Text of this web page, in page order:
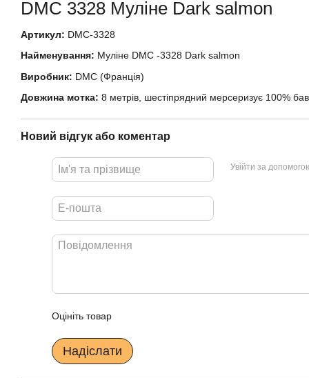
DMC 3328 Муліне Dark salmon
Артикул: DMC-3328
Найменування: Муліне DMC -3328 Dark salmon
Виробник: DMC (Франція)
Довжина мотка: 8 метрів, шестіпрядний мерсеризує 100%
Новий відгук або коментар
Увійти за
Оцініть товар
Надіслати